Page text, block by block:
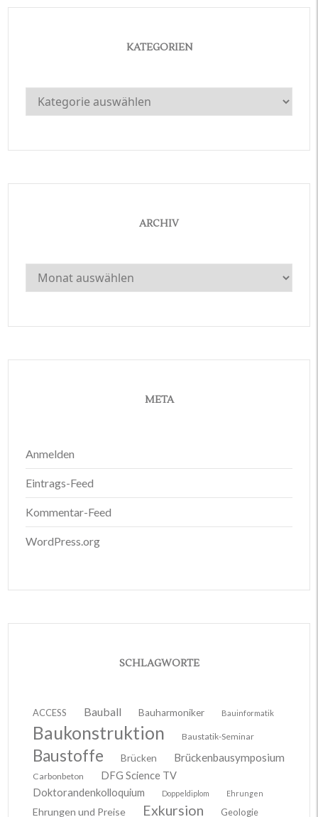
KATEGORIEN
Kategorien
ARCHIV
Archiv
META
Anmelden
Eintrags-Feed
Kommentar-Feed
WordPress.org
SCHLAGWORTE
ACCESS Bauball Bauharmoniker Bauinformatik
Baukonstruktion Baustatik-Seminar
Baustoffe Brücken Brückenbausymposium
Carbonbeton
DFG Science TV
Doktorandenkolloquium
Doppeldiplom Ehrungen
Ehrungen und Preise Exkursion Geologie